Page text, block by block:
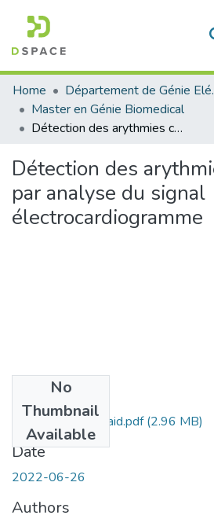
Communities & Collections
All of DSpace
Statistics
Home
Master en Génie Biomedical
Détection des arythmies cardiaques par analyse du signal électrocardiogramme
Détection des
par analyse du signal
électrocardiogramme
No
Thumbnail
Available
Ms.GBM.Datoussaid.pdf(2.96 MB)
Date
2022-06-26
Authors